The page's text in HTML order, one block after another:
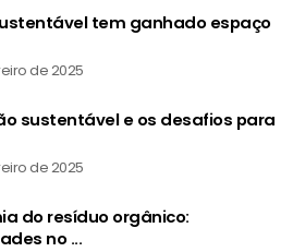
tem ganhado espaço
de 2025
sustentável e os desafios para
de 2025
do resíduo orgânico:
no ...